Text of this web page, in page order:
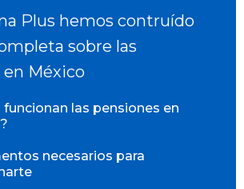
Plus hemos contruído
sobre las
en México
funcionan las pensiones en
necesarios para